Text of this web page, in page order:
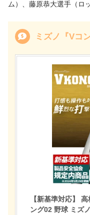
ム）、藤原恭大選手（ロ
ミズノ『Vコ
【新基準対応】
ング02 野球 ミズ